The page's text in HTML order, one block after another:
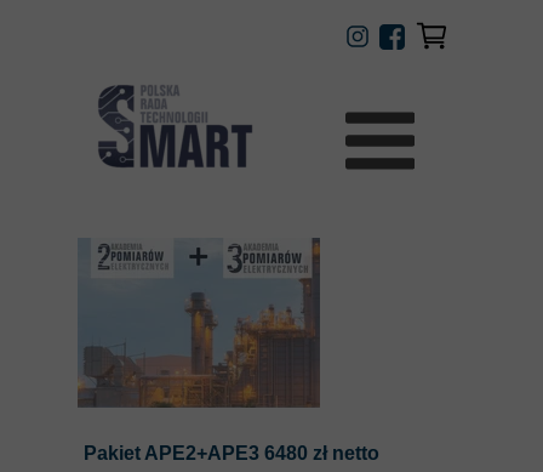
Pakiet APE2+APE3 6480 zł netto